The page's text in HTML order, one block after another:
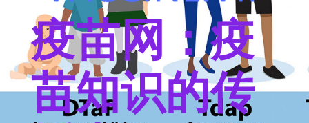
疫苗网：疫
苗知识的传